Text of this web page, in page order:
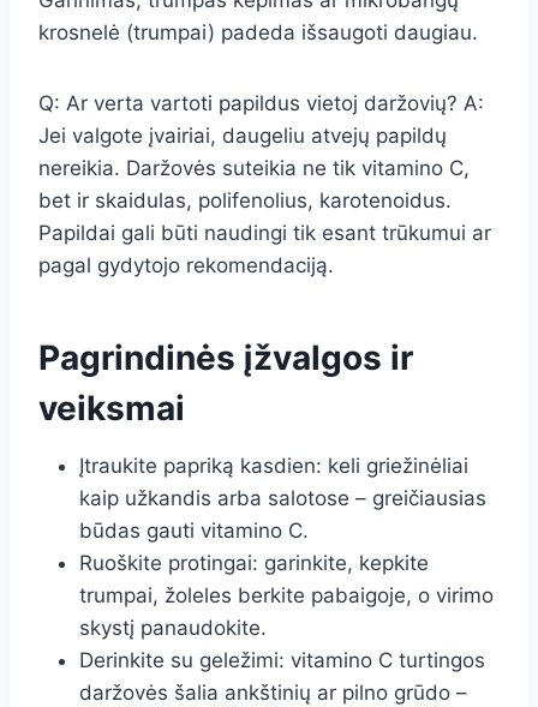
krosnelė (trumpai) padeda išsaugoti daugiau.
Q: Ar verta vartoti papildus vietoj daržovių? A:
Jei valgote įvairiai, daugeliu atvejų papildų
nereikia. Daržovės suteikia ne tik vitamino C,
bet ir skaidulas, polifenolius, karotenoidus.
Papildai gali būti naudingi tik esant trūkumui ar
pagal gydytojo rekomendaciją.
Pagrindinės įžvalgos ir
veiksmai
Įtraukite papriką kasdien: keli griežinėliai
kaip užkandis arba salotose – greičiausias
būdas gauti vitamino C.
Ruoškite protingai: garinkite, kepkite
trumpai, žoleles berkite pabaigoje, o virimo
skystį panaudokite.
Derinkite su geležimi: vitamino C turtingos
daržovės šalia ankštinių ar pilno grūdo –